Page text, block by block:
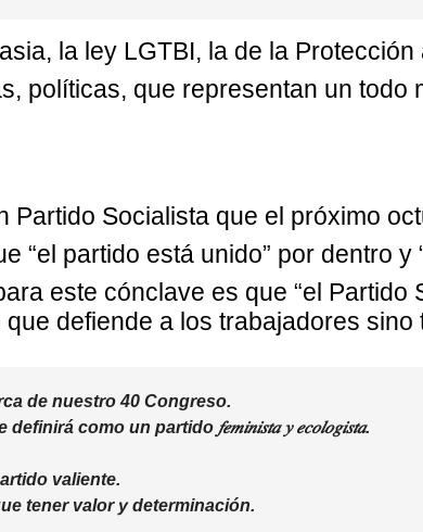
la ley LGTBI, la de la
políticas, que representan un todo
Partido Socialista que el próximo
“el partido está unido” por dentro y
este cónclave es que “el Partido
defiende a los trabajadores sino
de nuestro 40 Congreso.
definirá como un partido 𝑓𝑒𝑚𝑖𝑛𝑖𝑠𝑡𝑎 𝑦 𝑒𝑐𝑜𝑙𝑜𝑔𝑖𝑠𝑡𝑎.
valiente.
tener valor y determinación.